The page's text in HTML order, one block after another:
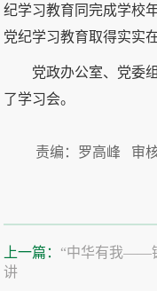
纪学习教育同完成学校
党纪学习教育取得实实
党政办公室、党委
了学习会。
责编：罗高峰 审
上一篇： “中华有我——
讲